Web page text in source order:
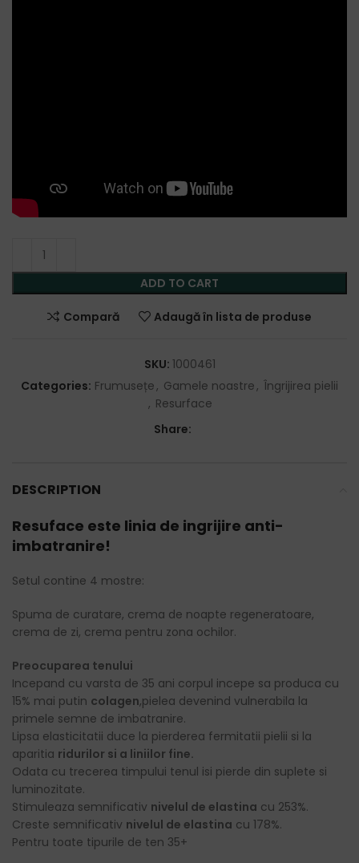
ADD TO CART
Compară Adaugă în lista de produse
SKU: 1000461
Categories: Frumusețe, Gamele noastre, Îngrijirea pielii
, Resurface
Share:
DESCRIPTION
Resuface este linia de ingrijire anti-
imbatranire!
Setul contine 4 mostre:
Spuma de curatare, crema de noapte regeneratoare,
crema de zi, crema pentru zona ochilor.
Preocuparea tenului
Incepand cu varsta de 35 ani corpul incepe sa produca cu
15% mai putin colagen,pielea devenind vulnerabila la
primele semne de imbatranire.
Lipsa elasticitatii duce la pierderea fermitatii pielii si la
aparitia ridurilor si a liniilor fine.
Odata cu trecerea timpului tenul isi pierde din suplete si
luminozitate.
Stimuleaza semnificativ nivelul de elastina cu 253%.
Creste semnificativ nivelul de elastina cu 178%.
Pentru toate tipurile de ten 35+